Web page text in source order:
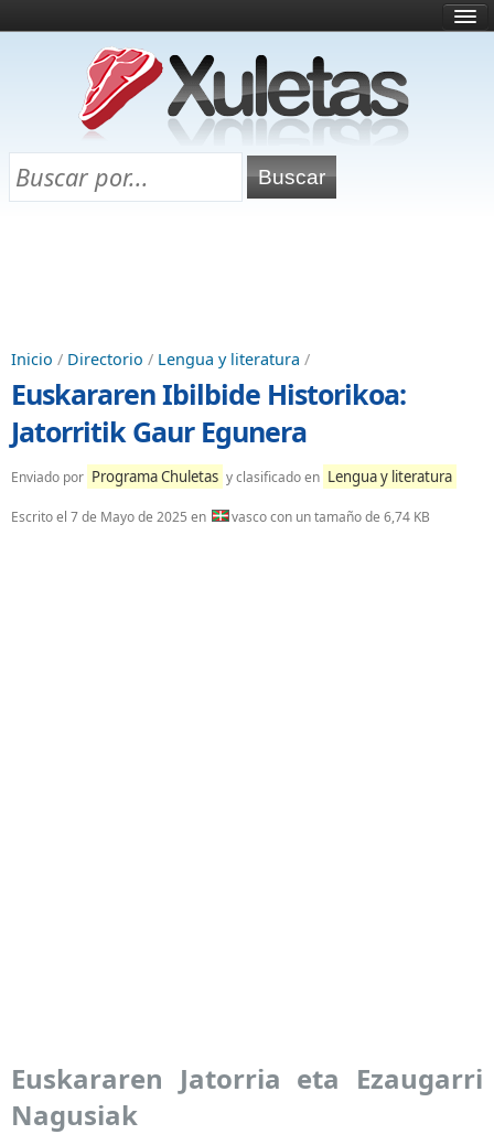
¿Qué es esto?
Directorio
Chuletas para exámenes
Inicio / Directorio / Lengua y literatura /
Euskararen Ibilbide Historikoa:
Jatorritik Gaur Egunera
Enviado por Programa Chuletas y clasificado en Lengua y literatura
Escrito el 7 de Mayo de 2025 en vasco con un tamaño de 6,74 KB
Euskararen Jatorria eta Ezaugarri
Nagusiak